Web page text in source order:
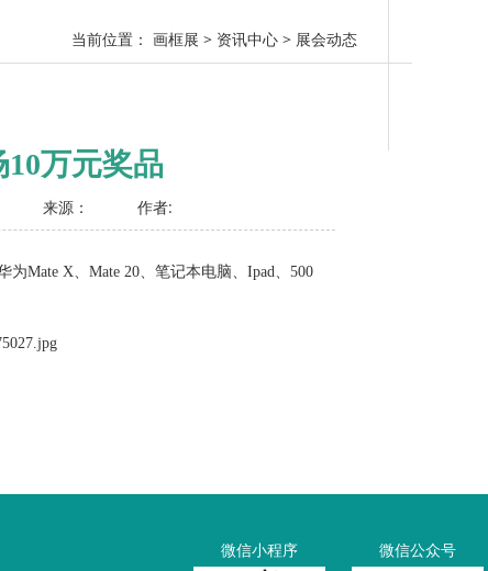
当前位置： 画框展 > 资讯中心 > 展会动态
万元奖品
来源： 作者:
Mate X、Mate 20、笔记本电脑、Ipad、500
微信小程序 微信公众号